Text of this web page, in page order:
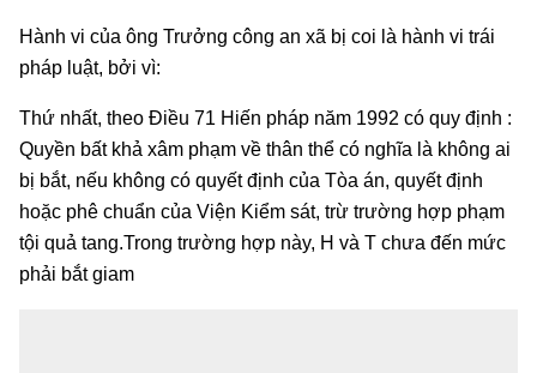
Hành vi của ông Trưởng công an xã bị coi là hành vi trái
pháp luật, bởi vì:
Thứ nhất, theo Điều 71 Hiến pháp năm 1992 có quy định :
Quyền bất khả xâm phạm về thân thể có nghĩa là không ai
bị bắt, nếu không có quyết định của Tòa án, quyết định
hoặc phê chuẩn của Viện Kiểm sát, trừ trường hợp phạm
tội quả tang.Trong trường hợp này, H và T chưa đến mức
phải bắt giam